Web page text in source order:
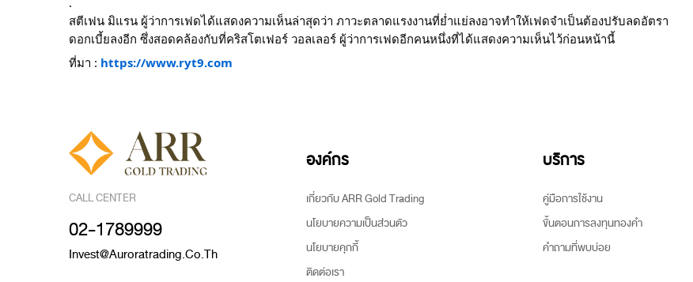
สตีเฟน มิแรน ผู้ว่าการเฟดได้แสดงความเห็นล่าสุดว่า ภาวะตลาดแรงงานที่ย่ำแย่ลงอาจทำให้เฟดจำเป็นต้องปรับลดอัตรา
ดอกเบี้ยลงอีก ซึ่งสอดคล้องกับที่คริสโตเฟอร์ วอลเลอร์ ผู้ว่าการเฟดอีกคนหนึ่งที่ได้แสดงความเห็นไว้ก่อนหน้านี้
ที่มา : https://www.ryt9.com
CALL CENTER
02-1789999
Invest@auroratrading.co.th
องค์กร
เกี่ยวกับ ARR Gold Trading
นโยบายความเป็นส่วนตัว
นโยบายคุกกี้
ติดต่อเรา
บริการ
คู่มือการใช้งาน
ขั้นตอนการลงทุนทองคำ
คำถามที่พบบ่อย